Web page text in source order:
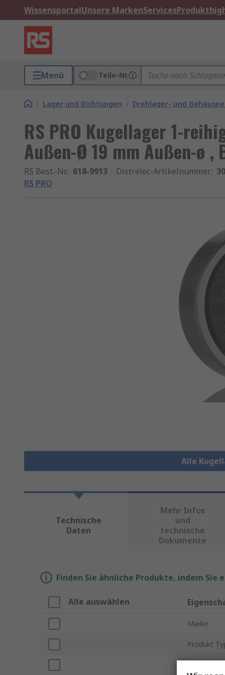
WissensportalUnsere MarkenServices
Menü Teile-Nr.
/ Lager und Dichtungen / Drehlager- und
RS PRO Kugellager 1-
Außen-Ø 19 mm Außen-ø ,
RS Best.-Nr.: 618-9913 Distrelec-Artikelnummer:
RS PRO
Alle
Technische
Daten
Mehr Infos
und
technische
Dokumente
Finden Sie ähnliche Produkte, indem
Alle auswählen
Marke
Produkt